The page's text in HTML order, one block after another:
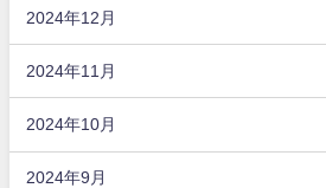
2024年12月
2024年11月
2024年10月
2024年9月